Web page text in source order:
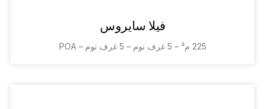
فيلا سايروس
225 م² – 5 غرف نوم – 5 غرف نوم – POA